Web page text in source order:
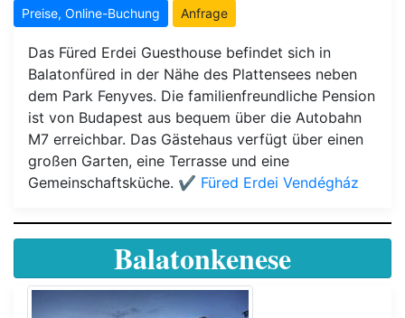
Preise, Online-Buchung Anfrage
Das Füred Erdei Guesthouse befindet sich in
Balatonfüred in der Nähe des Plattensees neben
dem Park Fenyves. Die familienfreundliche Pension
ist von Budapest aus bequem über die Autobahn
M7 erreichbar. Das Gästehaus verfügt über einen
großen Garten, eine Terrasse und eine
Gemeinschaftsküche. ✔️ Füred Erdei Vendégház
Balatonkenese